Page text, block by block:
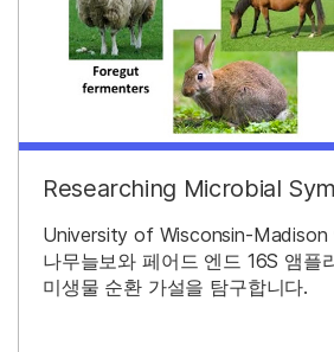
Researching Microbial
University of Wisconsin-Madison
나무늘보와 페어드 엔드 16S 앰플
미생물 순환 가설을 탐구합니다.